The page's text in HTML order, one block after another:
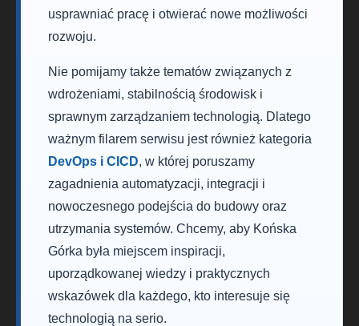
usprawniać pracę i otwierać nowe możliwości
rozwoju.
Nie pomijamy także tematów związanych z
wdrożeniami, stabilnością środowisk i
sprawnym zarządzaniem technologią. Dlatego
ważnym filarem serwisu jest również kategoria
DevOps i CICD, w której poruszamy
zagadnienia automatyzacji, integracji i
nowoczesnego podejścia do budowy oraz
utrzymania systemów. Chcemy, aby Końska
Górka była miejscem inspiracji,
uporządkowanej wiedzy i praktycznych
wskazówek dla każdego, kto interesuje się
technologią na serio.